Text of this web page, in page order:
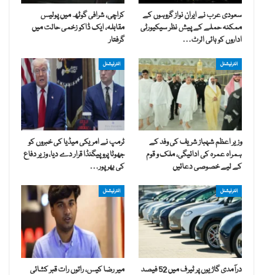
سعودی عرب نے ایران نواز گروہوں کے
ممکنہ حملے کے پیش نظر سیکیورٹی
اداروں کو ہائی الرٹ…
کراچی، شرافی گوٹھ میں پولیس
مقابلہ، ایک ڈاکو زخمی حالت میں
گرفتار
انٹرنیشنل
وزیر اعظم شہباز شریف کی وفد کے
ہمراہ عمرہ کی ادائیگی، ملک و قوم
کے لیے خصوصی دعائیں
انٹرنیشنل
ٹرمپ نے امریکی میڈیا کی خبروں کو
جھوٹا پروپیگنڈا قرار دے دیا، وزیر دفاع
کی بھرپور…
انٹرنیشنل
درآمدی گاڑیوں پر ٹیرف میں 52 فیصد
انٹرنیشنل
میر رضا کیس، راتوں رات قبر کشائی